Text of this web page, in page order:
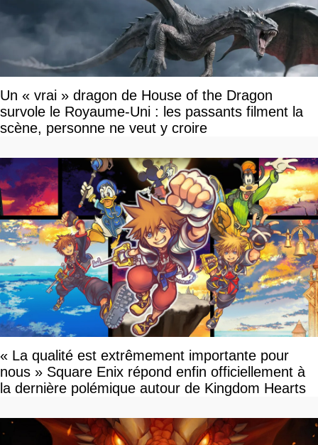
Un « vrai » dragon de House of the Dragon
survole le Royaume-Uni : les passants filment la
scène, personne ne veut y croire
« La qualité est extrêmement importante pour
nous » Square Enix répond enfin officiellement à
la dernière polémique autour de Kingdom Hearts